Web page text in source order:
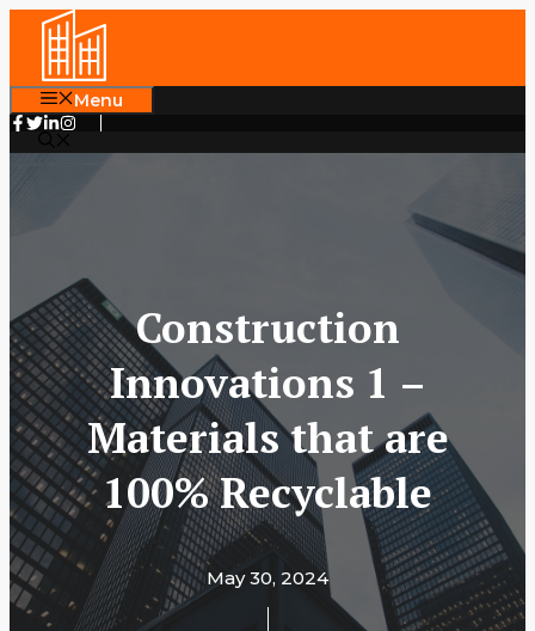
Skip
content
Menu
Construction
Innovations 1 –
Materials that are
100% Recyclable
May 30, 2024